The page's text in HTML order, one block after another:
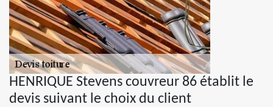
HENRIQUE Stevens couvreur 86 établit le
devis suivant le choix du client